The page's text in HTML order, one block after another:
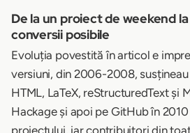
De la un proiect de weekend
conversii posibile
Evoluția povestită în articol e
versiuni, din 2006-2008,
HTML, LaTeX, reStructuredText și
Hackage și apoi pe GitHub în
proiectului, iar contribuitori din